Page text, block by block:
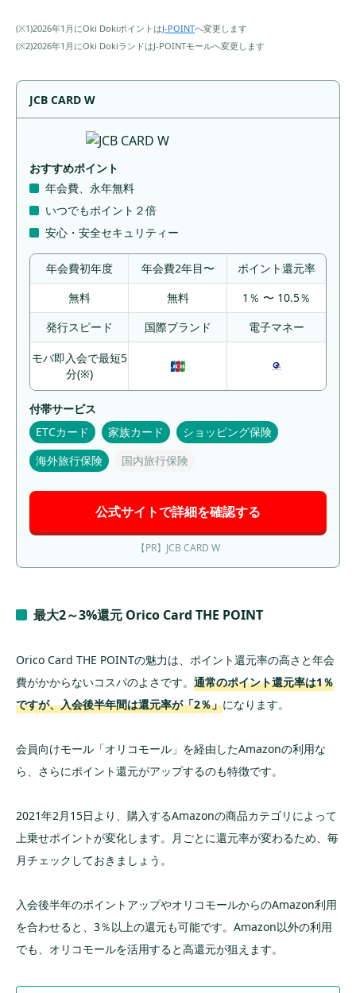
(※1)2026年1月にOki DokiポイントはJ-POINTへ変更します
(※2)2026年1月にOki DokiランドはJ-POINTモールへ変更します
JCB CARD W
おすすめポイント
年会費、永年無料
いつでもポイント２倍
安心・安全セキュリティー
年会費初年度 年会費2年目〜
ポイント還元率
無料
無料
1％ 〜 10.5％
発行スピード
国際ブランド 電子マネー
モバ即入会で最短5
分(※)
付帯サービス
ETCカード
家族カード
ショッピング保険
海外旅行保険
国内旅行保険
公式サイトで詳細を確認する
【PR】JCB CARD W
最大2～3%還元 Orico Card THE POINT
Orico Card THE POINTの魅力は、ポイント還元率の高さと年会
費がかからないコスパのよさです。 通常のポイント還元率は1％
ですが、入会後半年間は還元率が「2％」になります。
会員向けモール「オリコモール」を経由したAmazonの利用な
ら、さらにポイント還元がアップするのも特徴です。
2021年2月15日より、購入するAmazonの商品カテゴリによって
上乗せポイントが変化します。月ごとに還元率が変わるため、毎
月チェックしておきましょう。
入会後半年のポイントアップやオリコモールからのAmazon利用
を合わせると、3％以上の還元も可能です。Amazon以外の利用
でも、オリコモールを活用すると高還元が狙えます。